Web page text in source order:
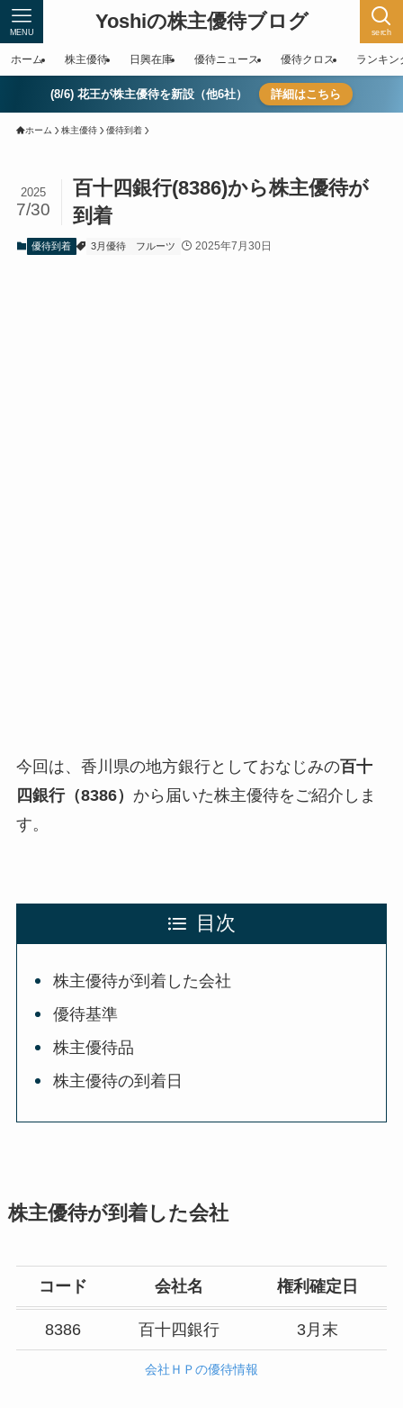
Yoshiの株主優待ブログ serch
MENU
ホーム 株主優待 日興在庫 優待ニュース 優待クロス ランキン
(8/6) 花王が株主優待を新設（他6社） 詳細はこちら
ホーム 株主優待 優待到着
百十四銀行(8386)から株主優待が
到着
2025
7/30
優待到着 3月優待 フルーツ 2025年7月30日
今回は、香川県の地方銀行としておなじみの百十
四銀行（8386） から届いた株主優待をご紹介しま
す。
目次
株主優待が到着した会社
優待基準
株主優待品
株主優待の到着日
株主優待が到着した会社
コード 会社名 権利確定日
8386 百十四銀行 3月末
会社ＨＰの優待情報